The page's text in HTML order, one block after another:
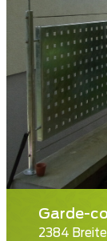
Garde-
2384